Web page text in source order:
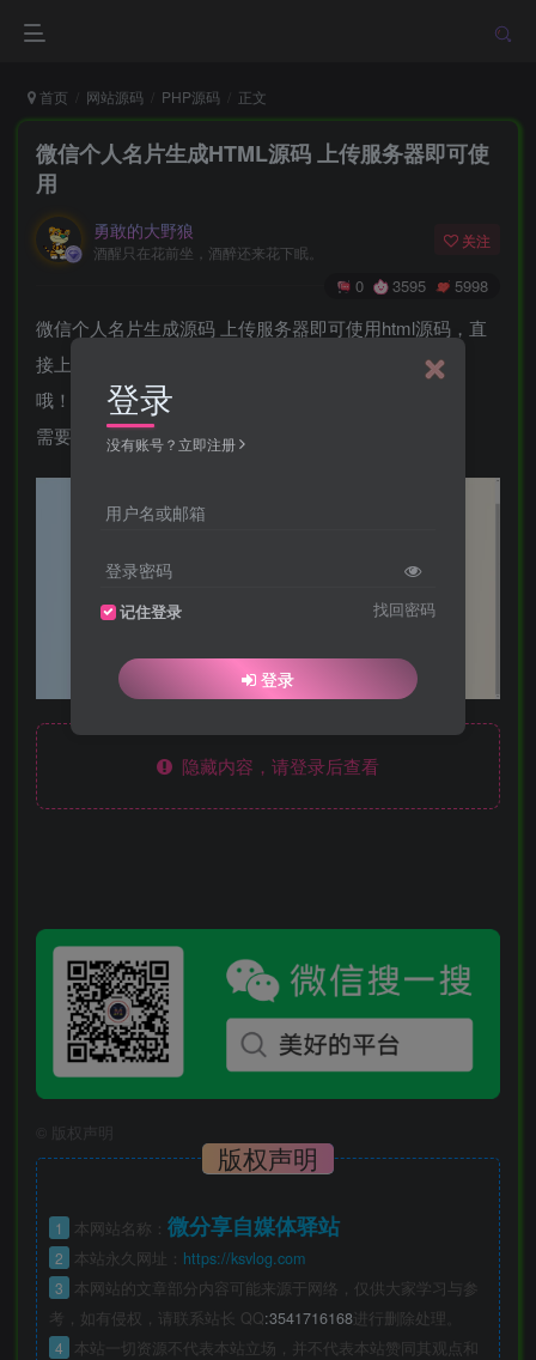
首页 网站源码 PHP源码 正文
微信个人名片生成HTML源码 上传服务器即可使
用
勇敢的大野狼
酒醒只在花前坐，酒醉还来花下眠。
关注
0 3595 5998
微信个人名片生成源码 上传服务器即可使用html源码，直
接上传就行了，解压后一个一个上传，里面内容没有动
哦！
需要你自己修改就行了
隐藏内容，请登录后查看
版权声明
版权声明
1 本网站名称： 微分享自媒体驿站
2 本站永久网址： https://ksvlog.com
3
本网站的文章部分内容可能来源于网络，仅供大家学习与参
考，如有侵权，请联系站长 QQ:3541716168进行删除处理。
4
本站一切资源不代表本站立场，并不代表本站赞同其观点和
登录
没有账号？立即注册
用户名或邮箱
登录密码
记住登录 找回密码
登录